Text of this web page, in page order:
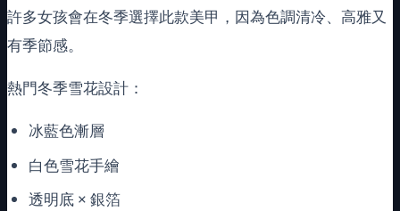
許多女孩會在冬季選擇此款美甲，因為色調清冷、高雅又
有季節感。
熱門冬季雪花設計：
冰藍色漸層
白色雪花手繪
透明底 × 銀箔